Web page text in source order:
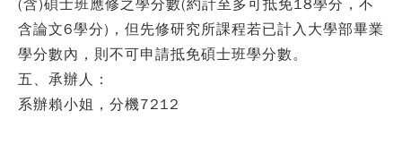
(含)碩士班應修之學分數(約計至多可抵免18學分，不
含論文6學分)，但先修研究所課程若已計入大學部畢業
學分數內，則不可申請抵免碩士班學分數。
五、承辦人 ：
系辦賴小姐，分機7212